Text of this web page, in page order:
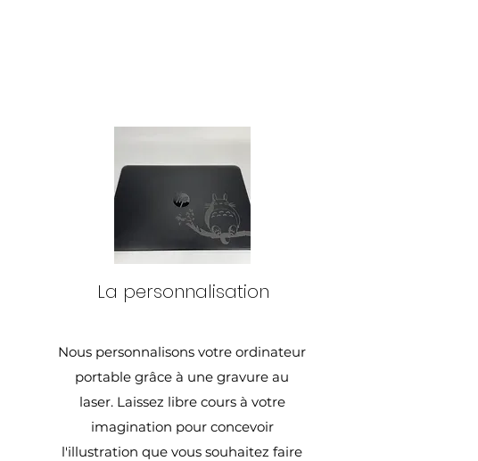
La personnalisation
Nous personnalisons votre ordinateur
portable grâce à une gravure au
laser. Laissez libre cours à votre
imagination pour concevoir
l'illustration que vous souhaitez faire